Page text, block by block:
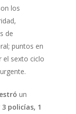
los
de
puntos en
el sexto ciclo
un
3 policías, 1